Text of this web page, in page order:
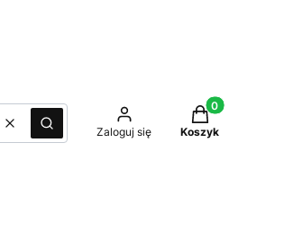
WyczyśćSzukaj Zaloguj się
Produkty w
Koszyk